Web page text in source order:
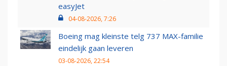
easyJet
04-08-2026, 7:26
Boeing mag kleinste telg 737 MAX-familie
eindelijk gaan leveren
03-08-2026, 22:54